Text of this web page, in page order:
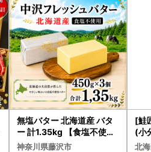
無塩バター 北海道産 バタ
ー 計1.35kg 【食塩不使用
】
神奈川県藤沢市
[鮭
(小
5
北